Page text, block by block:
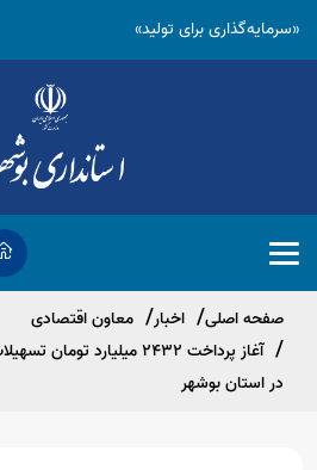
«سرمایه‌گذاری برای تولید»
صفحه اصلی اخبار
معاون اقتصادی
آغاز پرداخت 2432 میلیارد
در استان بوشهر